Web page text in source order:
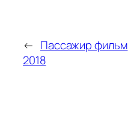
← Пассажир фильм
2018